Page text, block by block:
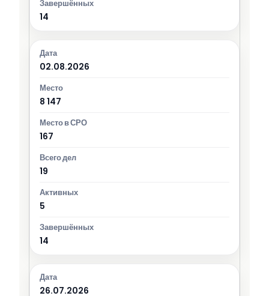
14
02.08.2026
8 147
167
19
5
14
26.07.2026